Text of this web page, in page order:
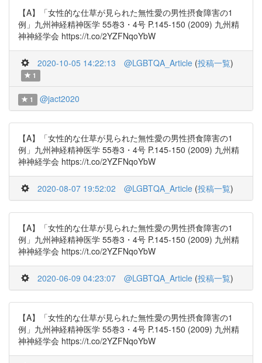
【A】「女性的な仕草が見られた無性愛の男性摂食障害の1
例」九州神経精神医学 55巻3・4号 P.145-150 (2009) 九州精
神神経学会 https://t.co/2YZFNqoYbW
2020-10-05 14:22:13 @LGBTQA_Article (投稿一覧)
1
1 @jact2020
【A】「女性的な仕草が見られた無性愛の男性摂食障害の1
例」九州神経精神医学 55巻3・4号 P.145-150 (2009) 九州精
神神経学会 https://t.co/2YZFNqoYbW
2020-08-07 19:52:02 @LGBTQA_Article (投稿一覧)
【A】「女性的な仕草が見られた無性愛の男性摂食障害の1
例」九州神経精神医学 55巻3・4号 P.145-150 (2009) 九州精
神神経学会 https://t.co/2YZFNqoYbW
2020-06-09 04:23:07 @LGBTQA_Article (投稿一覧)
【A】「女性的な仕草が見られた無性愛の男性摂食障害の1
例」九州神経精神医学 55巻3・4号 P.145-150 (2009) 九州精
神神経学会 https://t.co/2YZFNqoYbW